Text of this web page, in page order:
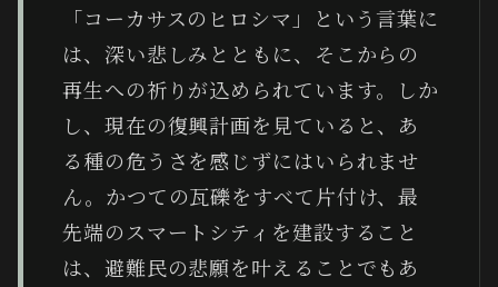
「コーカサスのヒロシマ」という言葉に
は、深い悲しみとともに、そこからの
再生への祈りが込められています。しか
し、現在の復興計画を見ていると、あ
る種の危うさを感じずにはいられませ
ん。かつての瓦礫をすべて片付け、最
先端のスマートシティを建設すること
は、避難民の悲願を叶えることでもあ